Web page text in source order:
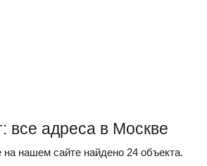
все адреса в Москве
на нашем сайте найдено 24 объекта.